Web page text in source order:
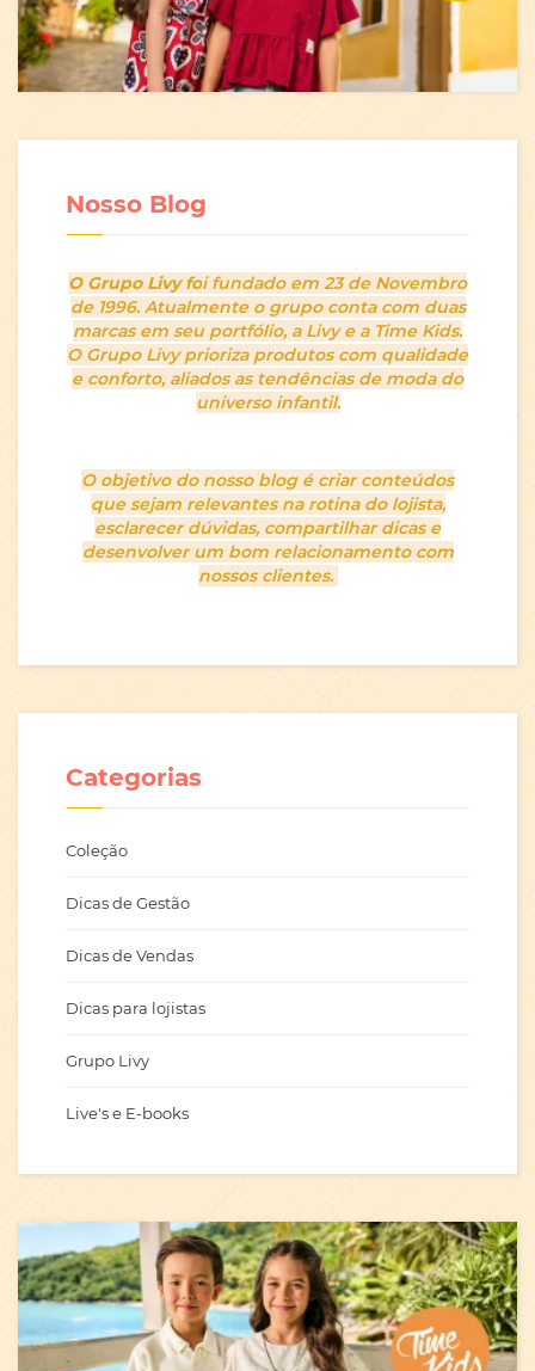
Nosso Blog
O Grupo Livy foi fundado em 23 de Novembro
de 1996. Atualmente o grupo conta com duas
marcas em seu portfólio, a Livy e a Time Kids.
O Grupo Livy prioriza produtos com qualidade
e conforto, aliados as tendências de moda do
universo infantil.
O objetivo do nosso blog é criar conteúdos
que sejam relevantes na rotina do lojista,
esclarecer dúvidas, compartilhar dicas e
desenvolver um bom relacionamento com
nossos clientes.
Categorias
Coleção
Dicas de Gestão
Dicas de Vendas
Dicas para lojistas
Grupo Livy
Live's e E-books